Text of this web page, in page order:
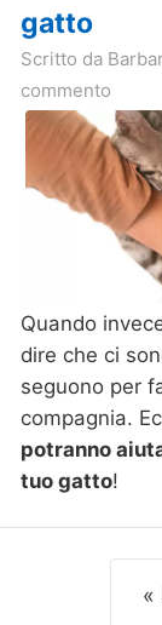
gatto
Scritto da
commento
Quando
dire che ci
seguono per
compagnia.
potranno
tuo gatto!